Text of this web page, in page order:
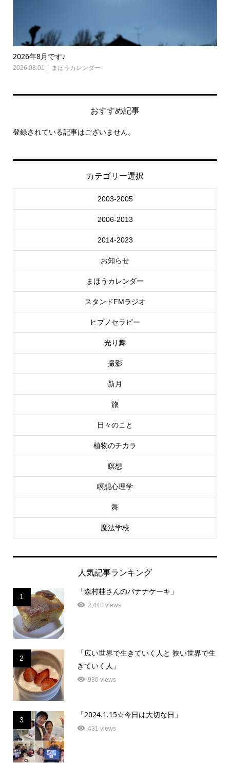
2026年8月です♪
2026.08.01 まほうカレンダー
おすすめ記事
登録されている記事はございません。
カテゴリー選択
2003-2005
2006-2013
2014-2023
お知らせ
まほうカレンダー
スタンドFMラジオ
ヒプノセラピー
光り舞
撮影
新月
旅
日々のこと
植物のチカラ
瞑想
瞑想心理学
舞
魔法学校
人気記事ランキング
1
「森村桂さんのバナナケーキ」
2,440 views
2
「広い世界で生きていく人と 狭い世界で生
きていく人」
930 views
3
「2024.1.15☆今日は大切な日」
431 views